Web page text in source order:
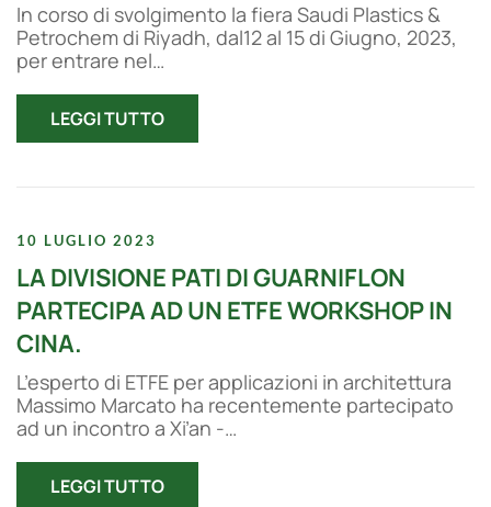
In corso di svolgimento la fiera Saudi Plastics &
Petrochem di Riyadh, dal12 al 15 di Giugno, 2023,
per entrare nel…
LEGGI TUTTO
10 LUGLIO 2023
LA DIVISIONE PATI DI GUARNIFLON
PARTECIPA AD UN ETFE WORKSHOP IN
CINA.
L’esperto di ETFE per applicazioni in architettura
Massimo Marcato ha recentemente partecipato
ad un incontro a Xi’an -…
LEGGI TUTTO